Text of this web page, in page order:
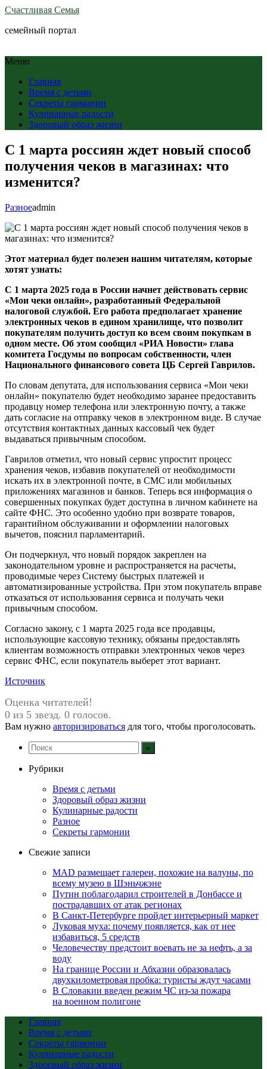
Счастливая Семья
семейный портал
Меню
Главная
Время с детьми
Секреты гармонии
Кулинарные радости
Здоровый образ жизни
С 1 марта россиян ждет новый способ
получения чеков в магазинах: что
изменится?
Разноеadmin
Этот материал будет полезен нашим читателям, которые
хотят узнать:
С 1 марта 2025 года в России начнет действовать сервис
«Мои чеки онлайн», разработанный Федеральной
налоговой службой. Его работа предполагает хранение
электронных чеков в едином хранилище, что позволит
покупателям получить доступ ко всем своим покупкам в
одном месте. Об этом сообщил «РИА Новости» глава
комитета Госдумы по вопросам собственности, член
Национального финансового совета ЦБ Сергей Гаврилов.
По словам депутата, для использования сервиса «Мои чеки
онлайн» покупателю будет необходимо заранее предоставить
продавцу номер телефона или электронную почту, а также
дать согласие на отправку чеков в электронном виде. В случае
отсутствия контактных данных кассовый чек будет
выдаваться привычным способом.
Гаврилов отметил, что новый сервис упростит процесс
хранения чеков, избавив покупателей от необходимости
искать их в электронной почте, в СМС или мобильных
приложениях магазинов и банков. Теперь вся информация о
совершенных покупках будет доступна в личном кабинете на
сайте ФНС. Это особенно удобно при возврате товаров,
гарантийном обслуживании и оформлении налоговых
вычетов, пояснил парламентарий.
Он подчеркнул, что новый порядок закреплен на
законодательном уровне и распространяется на расчеты,
проводимые через Систему быстрых платежей и
автоматизированные устройства. При этом покупатель вправе
отказаться от использования сервиса и получать чеки
привычным способом.
Согласно закону, с 1 марта 2025 года все продавцы,
использующие кассовую технику, обязаны предоставлять
клиентам возможность отправки электронных чеков через
сервис ФНС, если покупатель выберет этот вариант.
Источник
Оценка читателей!
0 из 5 звезд. 0 голосов.
Вам нужно авторизироваться для того, чтобы проголосовать.
Рубрики
Время с детьми
Здоровый образ жизни
Кулинарные радости
Разное
Секреты гармонии
Свежие записи
MAD размещает галереи, похожие на валуны, по
всему музею в Шэньчжэне
Путин поблагодарил строителей в Донбассе и
пострадавших от атак регионах
В Санкт-Петербурге пройдет интерьерный маркет
Луковая муха: почему появляется, как от нее
избавиться, 5 средств
Человечеству предстоит воевать не за нефть, а за
воду
На границе России и Абхазии образовалась
двухкилометровая пробка: туристы ждут часами
В Словакии введен режим ЧС из-за пожара
на военном полигоне
Главная
Время с детьми
Секреты гармонии
Кулинарные радости
Здоровый образ жизни